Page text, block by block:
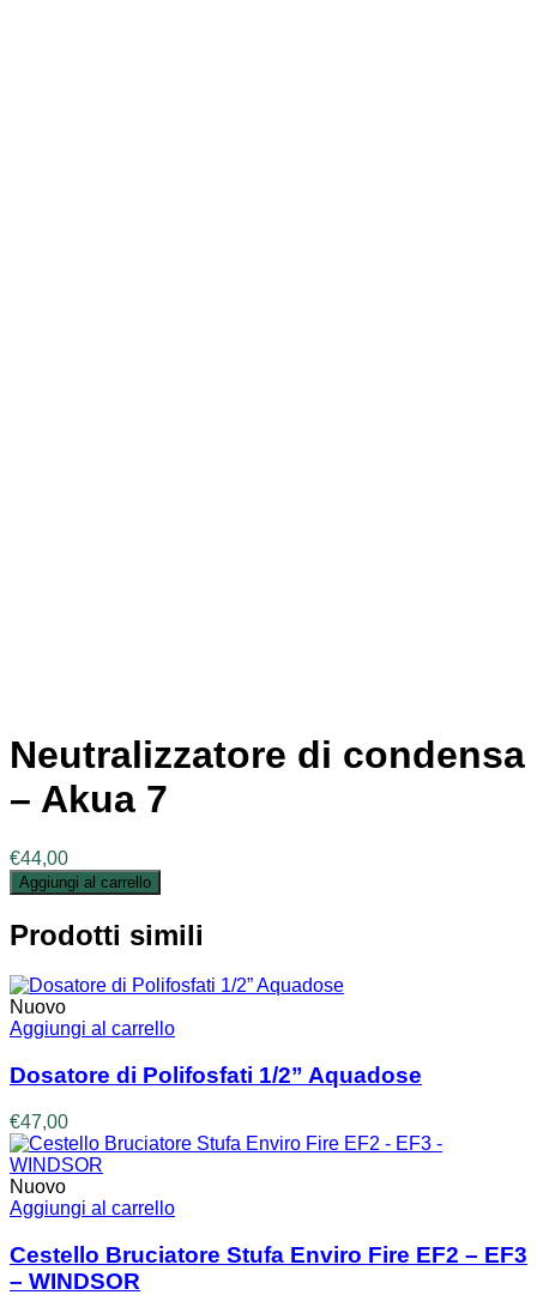
Neutralizzatore di condensa
– Akua 7
€44,00
Aggiungi al carrello
Prodotti simili
Nuovo
Aggiungi al carrello
Dosatore di Polifosfati 1/2” Aquadose
€47,00
Nuovo
Aggiungi al carrello
Cestello Bruciatore Stufa Enviro Fire EF2 – EF3
– WINDSOR